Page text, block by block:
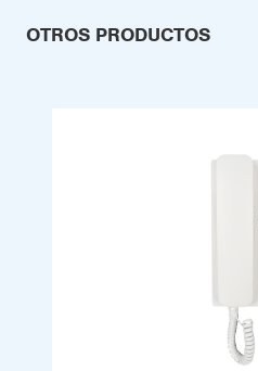
OTROS PRODUCTOS